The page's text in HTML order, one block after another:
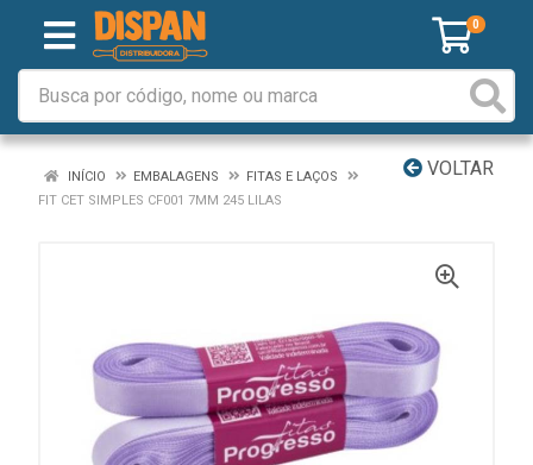
0
VOLTAR
INÍCIO EMBALAGENS
FITAS E LAÇOS
FIT CET SIMPLES CF001 7MM 245 LILAS